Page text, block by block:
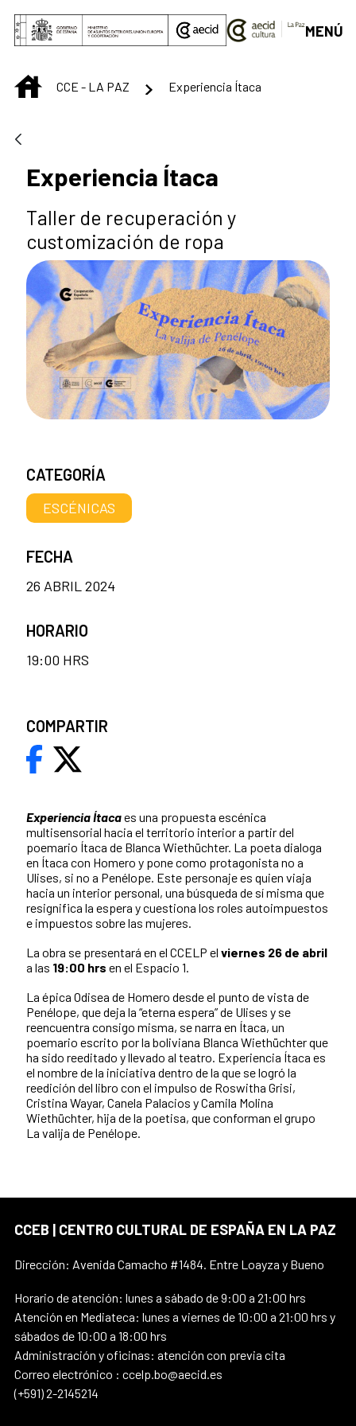
Saltar al contenido principal
MENÚ
INICIOCCE - LA PAZ Experiencia Ítaca
Experiencia Ítaca
Taller de recuperación y
customización de ropa
Experiencia Ítacaes una propuesta escénica
multisensorial hacia el territorio interior a partir del
poemario Ítaca de Blanca Wiethüchter. La poeta dialoga
en Ítaca con Homero y pone como protagonista no a
Ulises, si no a Penélope. Este personaje es quien viaja
hacia un interior personal, una búsqueda de sí misma que
resignifica la espera y cuestiona los roles autoimpuestos
e impuestos sobre las mujeres.
La obra se presentará en el CCELP el viernes 26 de abril
a las 19:00 hrs en el Espacio 1.
La épica Odisea de Homero desde el punto de vista de
Penélope, que deja la “eterna espera” de Ulises y se
reencuentra consigo misma, se narra en Ítaca, un
poemario escrito por la boliviana Blanca Wiethüchter que
ha sido reeditado y llevado al teatro. Experiencia Ítaca es
el nombre de la iniciativa dentro de la que se logró la
reedición del libro con el impulso de Roswitha Grisi,
Cristina Wayar, Canela Palacios y Camila Molina
Wiethüchter, hija de la poetisa, que conforman el grupo
La valija de Penélope.
CATEGORÍA
ESCÉNICAS
FECHA
26 ABRIL 2024
HORARIO
19:00 HRS
COMPARTIR
CCEB | CENTRO CULTURAL DE ESPAÑA EN LA PAZ
Dirección: Avenida Camacho #1484. Entre Loayza y Bueno
Horario de atención: lunes a sábado de 9:00 a 21:00 hrs
Atención en Mediateca: lunes a viernes de 10:00 a 21:00 hrs y
sábados de 10:00 a 18:00 hrs
Administración y oficinas: atención con previa cita
Correo electrónico : ccelp.bo@aecid.es
(+591) 2-2145214